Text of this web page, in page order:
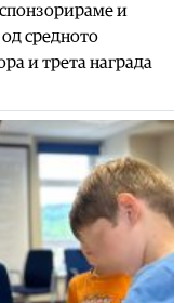
и
средното
и трета награда